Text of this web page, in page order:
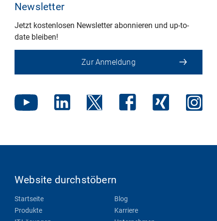
Newsletter
Jetzt kostenlosen Newsletter abonnieren und up-to-
date bleiben!
Zur Anmeldung
Website durchstöbern
Startseite
Produkte
Blog
Karriere